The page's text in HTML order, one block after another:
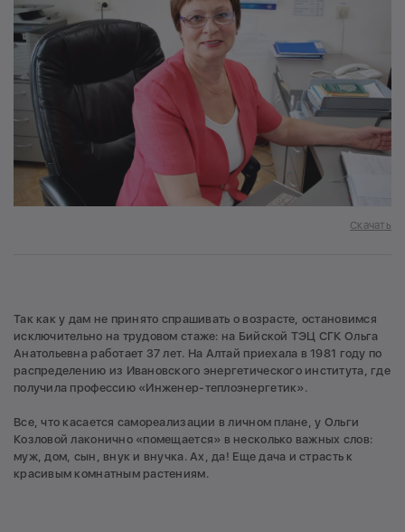
Скачать
Так как у дам не принято спрашивать о возрасте, остановимся
исключительно на трудовом стаже: на Бийской ТЭЦ СГК Ольга
Анатольевна работает 37 лет. На Алтай приехала в 1981 году по
распределению из Ивановского энергетического института, где
получила профессию «Инженер-теплоэнергетик».
Все, что касается самореализации в личном плане, у Ольги
Козловой лаконично «помещается» в несколько важных слов:
муж, дом, сын, внук и внучка. Ах, да! Еще дача и страсть к
красивым комнатным растениям.